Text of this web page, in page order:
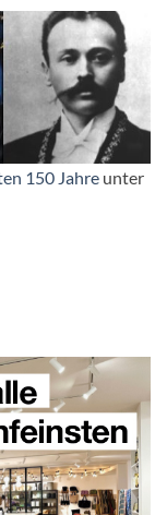
150 Jahre unter